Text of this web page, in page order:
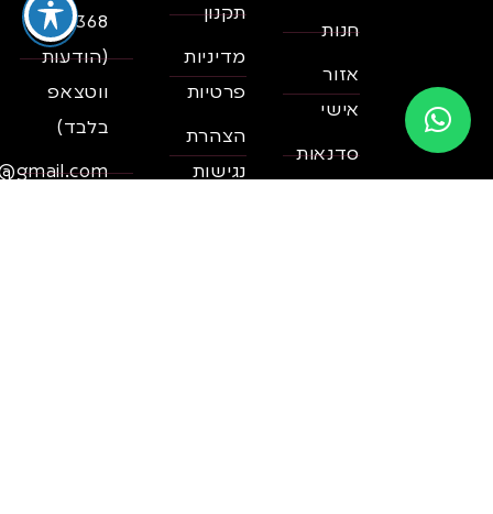
חנות
אזור
אישי
סדנאות
תקנון
מדיניות
פרטיות
הצהרת
נגישות
8633368
(הודעות
ווטצאפ
בלבד)